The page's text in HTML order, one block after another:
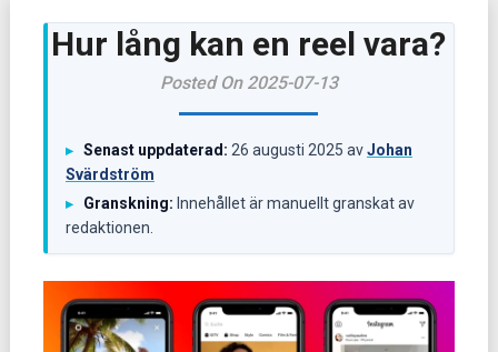
Hur lång kan en reel vara?
Posted On 2025-07-13
▸ Senast uppdaterad: 26 augusti 2025 avJohan
Svärdström
▸ Granskning: Innehållet är manuellt granskat av
redaktionen.